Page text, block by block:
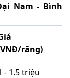
Nam - Bình
răng)
- 1.5 triệu